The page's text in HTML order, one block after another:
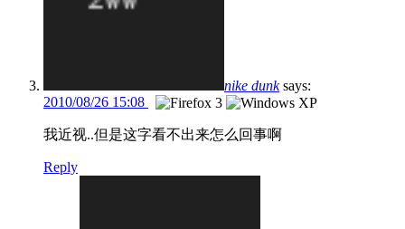
nike dunk says:
2010/08/26 15:08
我近视..但是这字看不出来怎么回事啊
Reply